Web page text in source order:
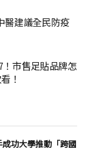
醫建議全民防疫
！市售足貼品牌怎
！
功大學推動「跨國